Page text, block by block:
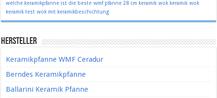
welche keramikpfanne ist die beste wmf pfanne 28 cm keramik wok keramik wok
keramik test wok mit keramikbeschichtung
Hersteller
Keramikpfanne WMF Ceradur
Berndes Keramikpfanne
Ballarini Keramik Pfanne